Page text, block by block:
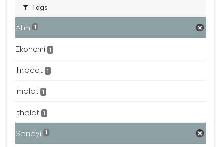
Tags
Alım 1
Ekonomi 1
Ihracat 1
Imalat 1
Ithalat 1
Sanayi 1